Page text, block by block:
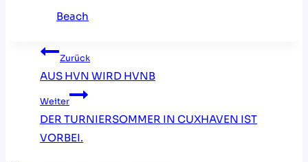
Beach
Beitragsnavigation
Zurück
AUS HVN WIRD HVNB
Weiter
DER TURNIERSOMMER IN CUXHAVEN IST
VORBEI.